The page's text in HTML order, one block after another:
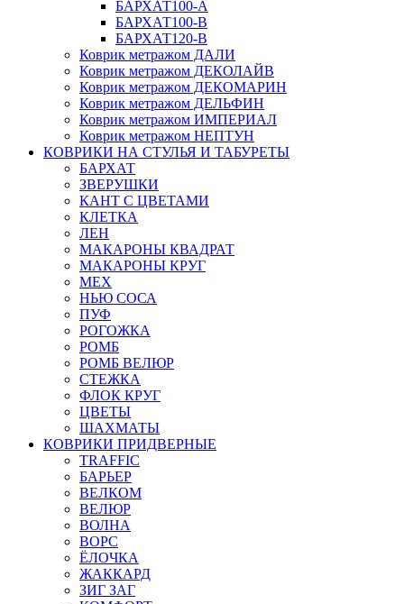
БАРХАТ100-A
БАРХАТ100-B
БАРХАТ120-B
Коврик метражом ДАЛИ
Коврик метражом ДЕКОЛАЙВ
Коврик метражом ДЕКОМАРИН
Коврик метражом ДЕЛЬФИН
Коврик метражом ИМПЕРИАЛ
Коврик метражом НЕПТУН
КОВРИКИ НА СТУЛЬЯ И ТАБУРЕТЫ
БАРХАТ
ЗВЕРУШКИ
КАНТ С ЦВЕТАМИ
КЛЕТКА
ЛЕН
МАКАРОНЫ КВАДРАТ
МАКАРОНЫ КРУГ
МЕХ
НЬЮ СОСА
ПУФ
РОГОЖКА
РОМБ
РОМБ ВЕЛЮР
СТЕЖКА
ФЛОК КРУГ
ЦВЕТЫ
ШАХМАТЫ
КОВРИКИ ПРИДВЕРНЫЕ
TRAFFIC
БАРЬЕР
ВЕЛКОМ
ВЕЛЮР
ВОЛНА
ВОРС
ЁЛОЧКА
ЖАККАРД
ЗИГ ЗАГ